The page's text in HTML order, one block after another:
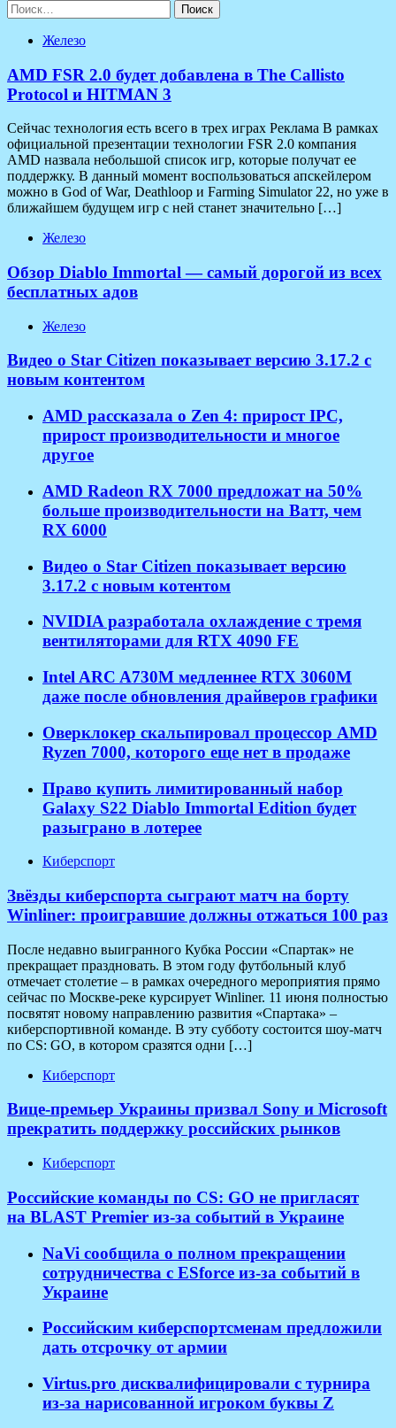
Найти:
Железо
AMD FSR 2.0 будет добавлена в The Callisto
Protocol и HITMAN 3
Сейчас технология есть всего в трех играх Реклама В рамках
официальной презентации технологии FSR 2.0 компания
AMD назвала небольшой список игр, которые получат ее
поддержку. В данный момент воспользоваться апскейлером
можно в God of War, Deathloop и Farming Simulator 22, но уже в
ближайшем будущем игр с ней станет значительно […]
Железо
Обзор Diablo Immortal — самый дорогой из всех
бесплатных адов
Железо
Видео о Star Citizen показывает версию 3.17.2 с
новым контентом
AMD рассказала о Zen 4: прирост IPC,
прирост производительности и многое
другое
AMD Radeon RX 7000 предложат на 50%
больше производительности на Ватт, чем
RX 6000
Видео о Star Citizen показывает версию
3.17.2 с новым котентом
NVIDIA разработала охлаждение с тремя
вентиляторами для RTX 4090 FE
Intel ARC A730M медленнее RTX 3060M
даже после обновления драйверов графики
Оверклокер скальпировал процессор AMD
Ryzen 7000, которого еще нет в продаже
Право купить лимитированный набор
Galaxy S22 Diablo Immortal Edition будет
разыграно в лотерее
Киберспорт
Звёзды киберспорта сыграют матч на борту
Winliner: проигравшие должны отжаться 100 раз
После недавно выигранного Кубка России «Спартак» не
прекращает праздновать. В этом году футбольный клуб
отмечает столетие – в рамках очередного мероприятия прямо
сейчас по Москве-реке курсирует Winliner. 11 июня полностью
посвятят новому направлению развития «Спартака» –
киберспортивной команде. В эту субботу состоится шоу-матч
по CS: GO, в котором сразятся одни […]
Киберспорт
Вице-премьер Украины призвал Sony и Microsoft
прекратить поддержку российских рынков
Киберспорт
Российские команды по CS: GO не пригласят
на BLAST Premier из-за событий в Украине
NaVi сообщила о полном прекращении
сотрудничества с ESforce из-за событий в
Украине
Российским киберспортсменам предложили
дать отсрочку от армии
Virtus.pro дисквалифицировали с турнира
из-за нарисованной игроком буквы Z